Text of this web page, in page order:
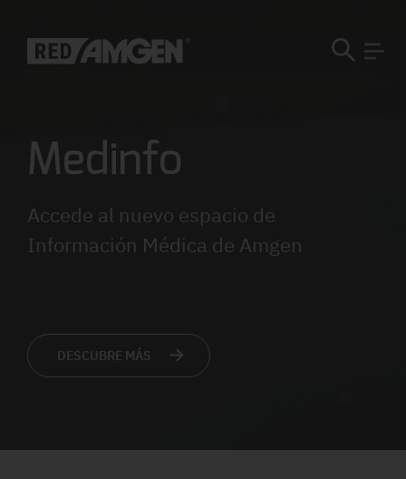
Medinfo
Accede al nuevo espacio de
Información Médica de Amgen
DESCUBRE MÁS